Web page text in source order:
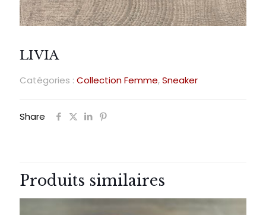
LIVIA
Catégories : Collection Femme,Sneaker
Share
Produits similaires